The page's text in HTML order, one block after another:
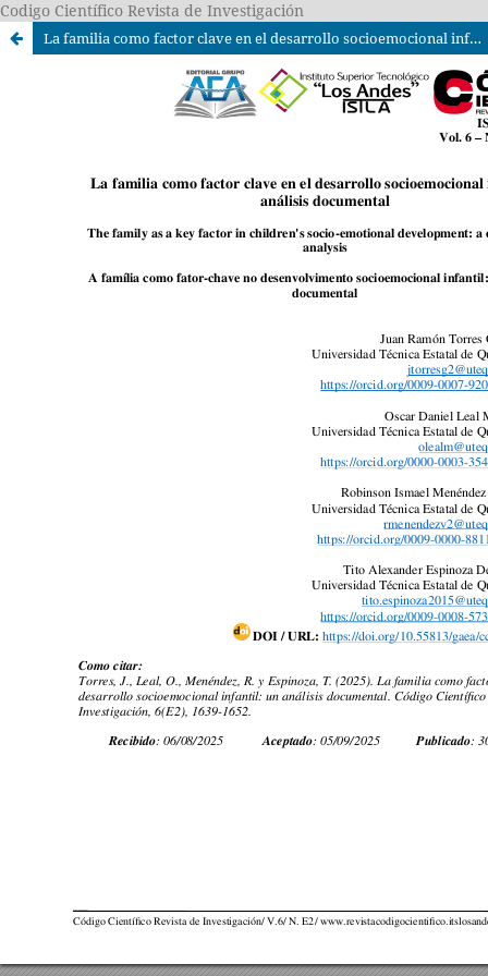
Codigo Científico Revista de Investigación
La familia como factor clave en el desarrollo socioemocional infantil: un análisis documental